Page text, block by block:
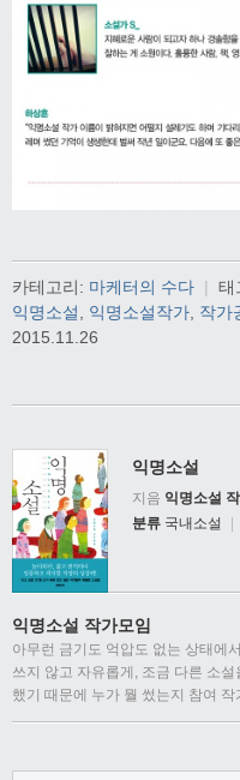
카테고리: 마케터의 수다 | 태
익명소설, 익명소설작가, 작가
2015.11.26
익명소설
지음 익명소설
분류 국내소설
익명소설 작가모임
아무런 금기도 억압도 없는 상태에
쓰지 않고 자유롭게, 조금 다른 소
했기 때문에 누가 뭘 썼는지 참여